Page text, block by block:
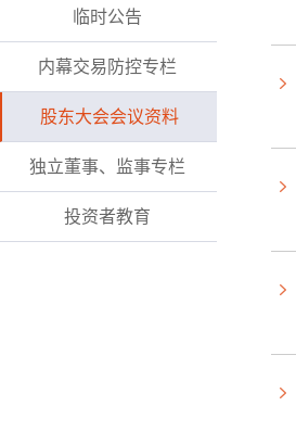
临时公告
内幕交易防控专栏
股东大会会议资料
独立董事、监事专栏
投资者教育